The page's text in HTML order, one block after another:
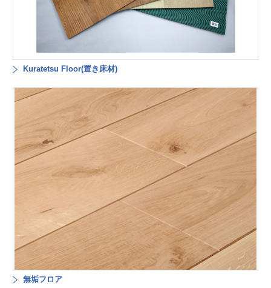
Kuratetsu Floor(置き床材)
無垢フロア